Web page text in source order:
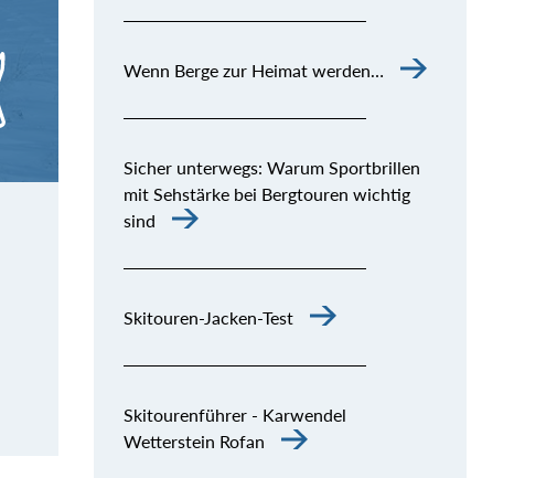
Wenn Berge zur Heimat werden…
Sicher unterwegs: Warum Sportbrillen
mit Sehstärke bei Bergtouren wichtig
sind
Skitouren-Jacken-Test
Skitourenführer - Karwendel
Wetterstein Rofan